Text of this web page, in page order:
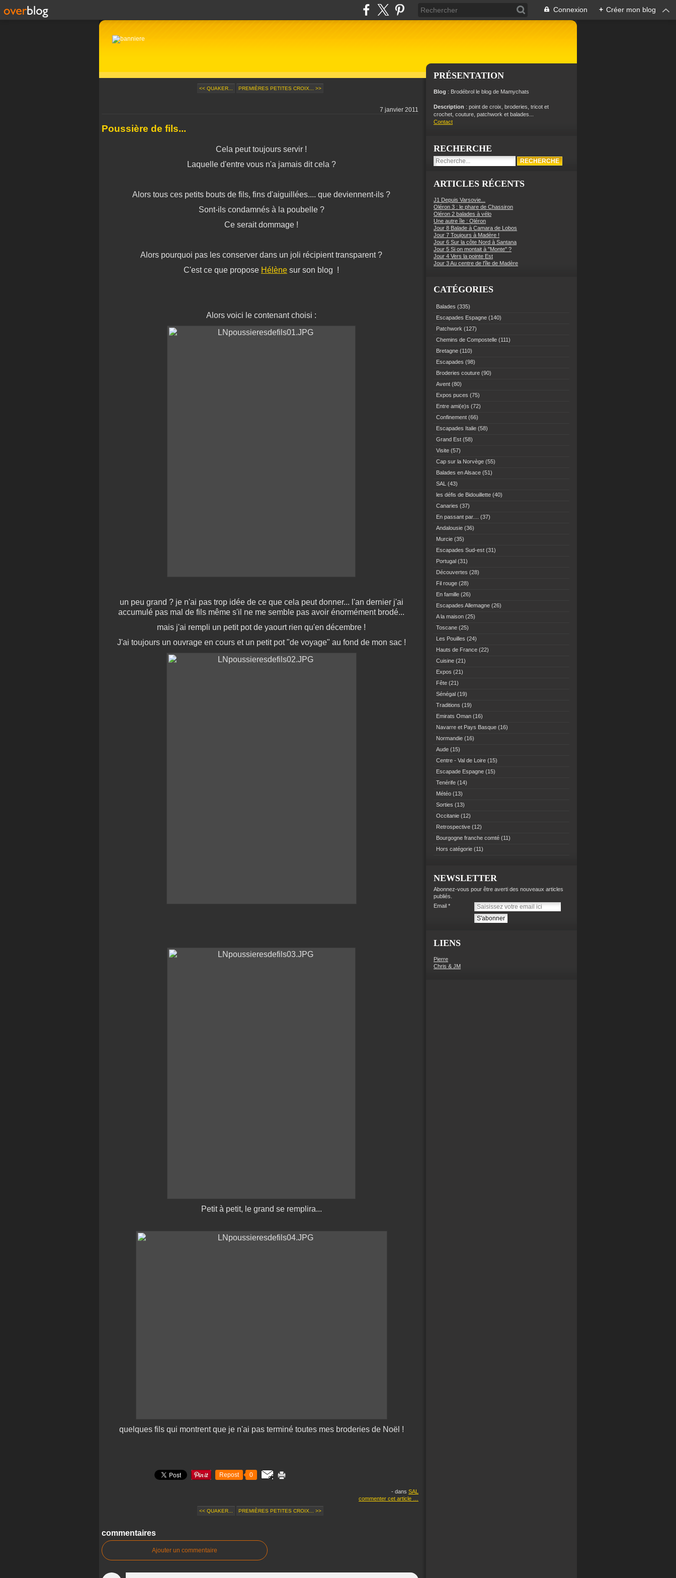
Connexion + Créer mon blog
<< QUAKER... PREMIÈRES PETITES CROIX... >>
7 janvier 2011
Poussière de fils...
Cela peut toujours servir !
Laquelle d'entre vous n'a jamais dit cela ?
Alors tous ces petits bouts de fils, fins d'aiguillées.... que deviennent-ils ?
Sont-ils condamnés à la poubelle ?
Ce serait dommage !
Alors pourquoi pas les conserver dans un joli récipient transparent ?
C'est ce que propose Hélène sur son blog !
Alors voici le contenant choisi :
un peu grand ? je n'ai pas trop idée de ce que cela peut donner... l'an dernier j'ai
accumulé pas mal de fils même s'il ne me semble pas avoir énormément brodé...
mais j'ai rempli un petit pot de yaourt rien qu'en décembre !
J'ai toujours un ouvrage en cours et un petit pot "de voyage" au fond de mon sac !
Petit à petit, le grand se remplira...
quelques fils qui montrent que je n'ai pas terminé toutes mes broderies de Noël !
Repost 0
- dans SAL
commenter cet article
<< QUAKER... PREMIÈRES PETITES CROIX... >>
commentaires
Ajouter un commentaire
PRÉSENTATION
Blog : Brodébrol le blog de Mamychats
Description : point de croix, broderies, tricot et
crochet, couture, patchwork et balades...
Contact
RECHERCHE
ARTICLES RÉCENTS
J1 Depuis Varsovie...
Oléron 3 : le phare de Chassiron
Oléron 2 balades à vélo
Une autre île : Oléron
Jour 8 Balade à Camara de Lobos
Jour 7 Toujours à Madère !
Jour 6 Sur la côte Nord à Santana
Jour 5 Si on montait à "Monte" ?
Jour 4 Vers la pointe Est
Jour 3 Au centre de l'île de Madère
CATÉGORIES
Balades (335)
Escapades Espagne (140)
Patchwork (127)
Chemins de Compostelle (111)
Bretagne (110)
Escapades (98)
Broderies couture (90)
Avent (80)
Expos puces (75)
Entre ami(e)s (72)
Confinement (66)
Escapades Italie (58)
Grand Est (58)
Visite (57)
Cap sur la Norvège (55)
Balades en Alsace (51)
SAL (43)
les défis de Bidouillette (40)
Canaries (37)
En passant par....
(37)
Andalousie (36)
Murcie (35)
Escapades Sud-est (31)
Portugal (31)
Découvertes (28)
Fil rouge (28)
En famille (26)
Escapades Allemagne (26)
A la maison (25)
Toscane (25)
Les Pouilles (24)
Hauts de France (22)
Cuisine (21)
Expos (21)
Fête (21)
Sénégal (19)
Traditions (19)
Emirats Oman (16)
Navarre et Pays Basque (16)
Normandie (16)
Aude (15)
Centre - Val de Loire (15)
Escapade Espagne (15)
Tenérife (14)
Météo (13)
Sorties (13)
Occitanie (12)
Retrospective (12)
Bourgogne franche comté (11)
Hors catégorie (11)
NEWSLETTER
Abonnez-vous pour être averti des nouveaux articles
publiés.
Email
LIENS
Pierre
Chris & JM